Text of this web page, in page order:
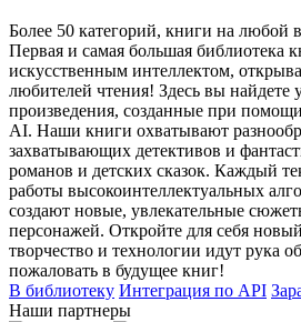
Более 50 категорий, книги на любой
Первая и самая большая библиотека
искусственным интеллектом,
любителей чтения! Здесь вы найдете
произведения, созданные при
AI. Наши книги охватывают
захватывающих детективов и
романов и детских сказок. Каждый
работы высокоинтеллектуальных
создают новые, увлекательные
персонажей. Откройте для себя
творчество и технологии идут рука
пожаловать в будущее книг!
В библиотеку Интеграция по API
Наши партнеры